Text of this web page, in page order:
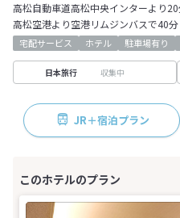
高松自動車道高松中央インターより
高松空港より空港リムジンバスで40分
宅配サービス ホテル 駐車場有り
日本旅行 収集中
JR＋宿泊プラン